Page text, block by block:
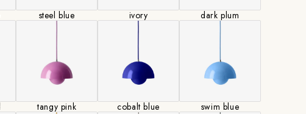
にて別カラーを実物展示しております。ご不明な点はお問
。
よりコード色は異なります。（黒または白、または半透明
steel blue ivory dark plum
tangy pink cobalt blue swim blue